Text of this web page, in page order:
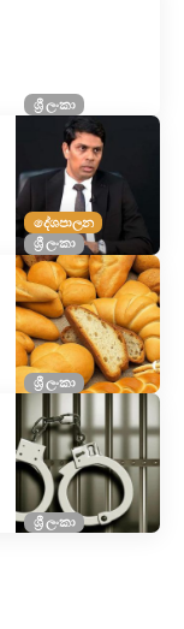
ශ්‍රී ලංකා
දේශපාලන
ශ්‍රී ලංකා
ශ්‍රී ලංකා
ශ්‍රී ලංකා